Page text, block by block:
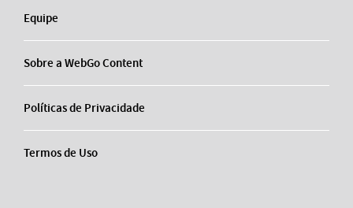
Equipe
Sobre a WebGo Content
Políticas de Privacidade
Termos de Uso